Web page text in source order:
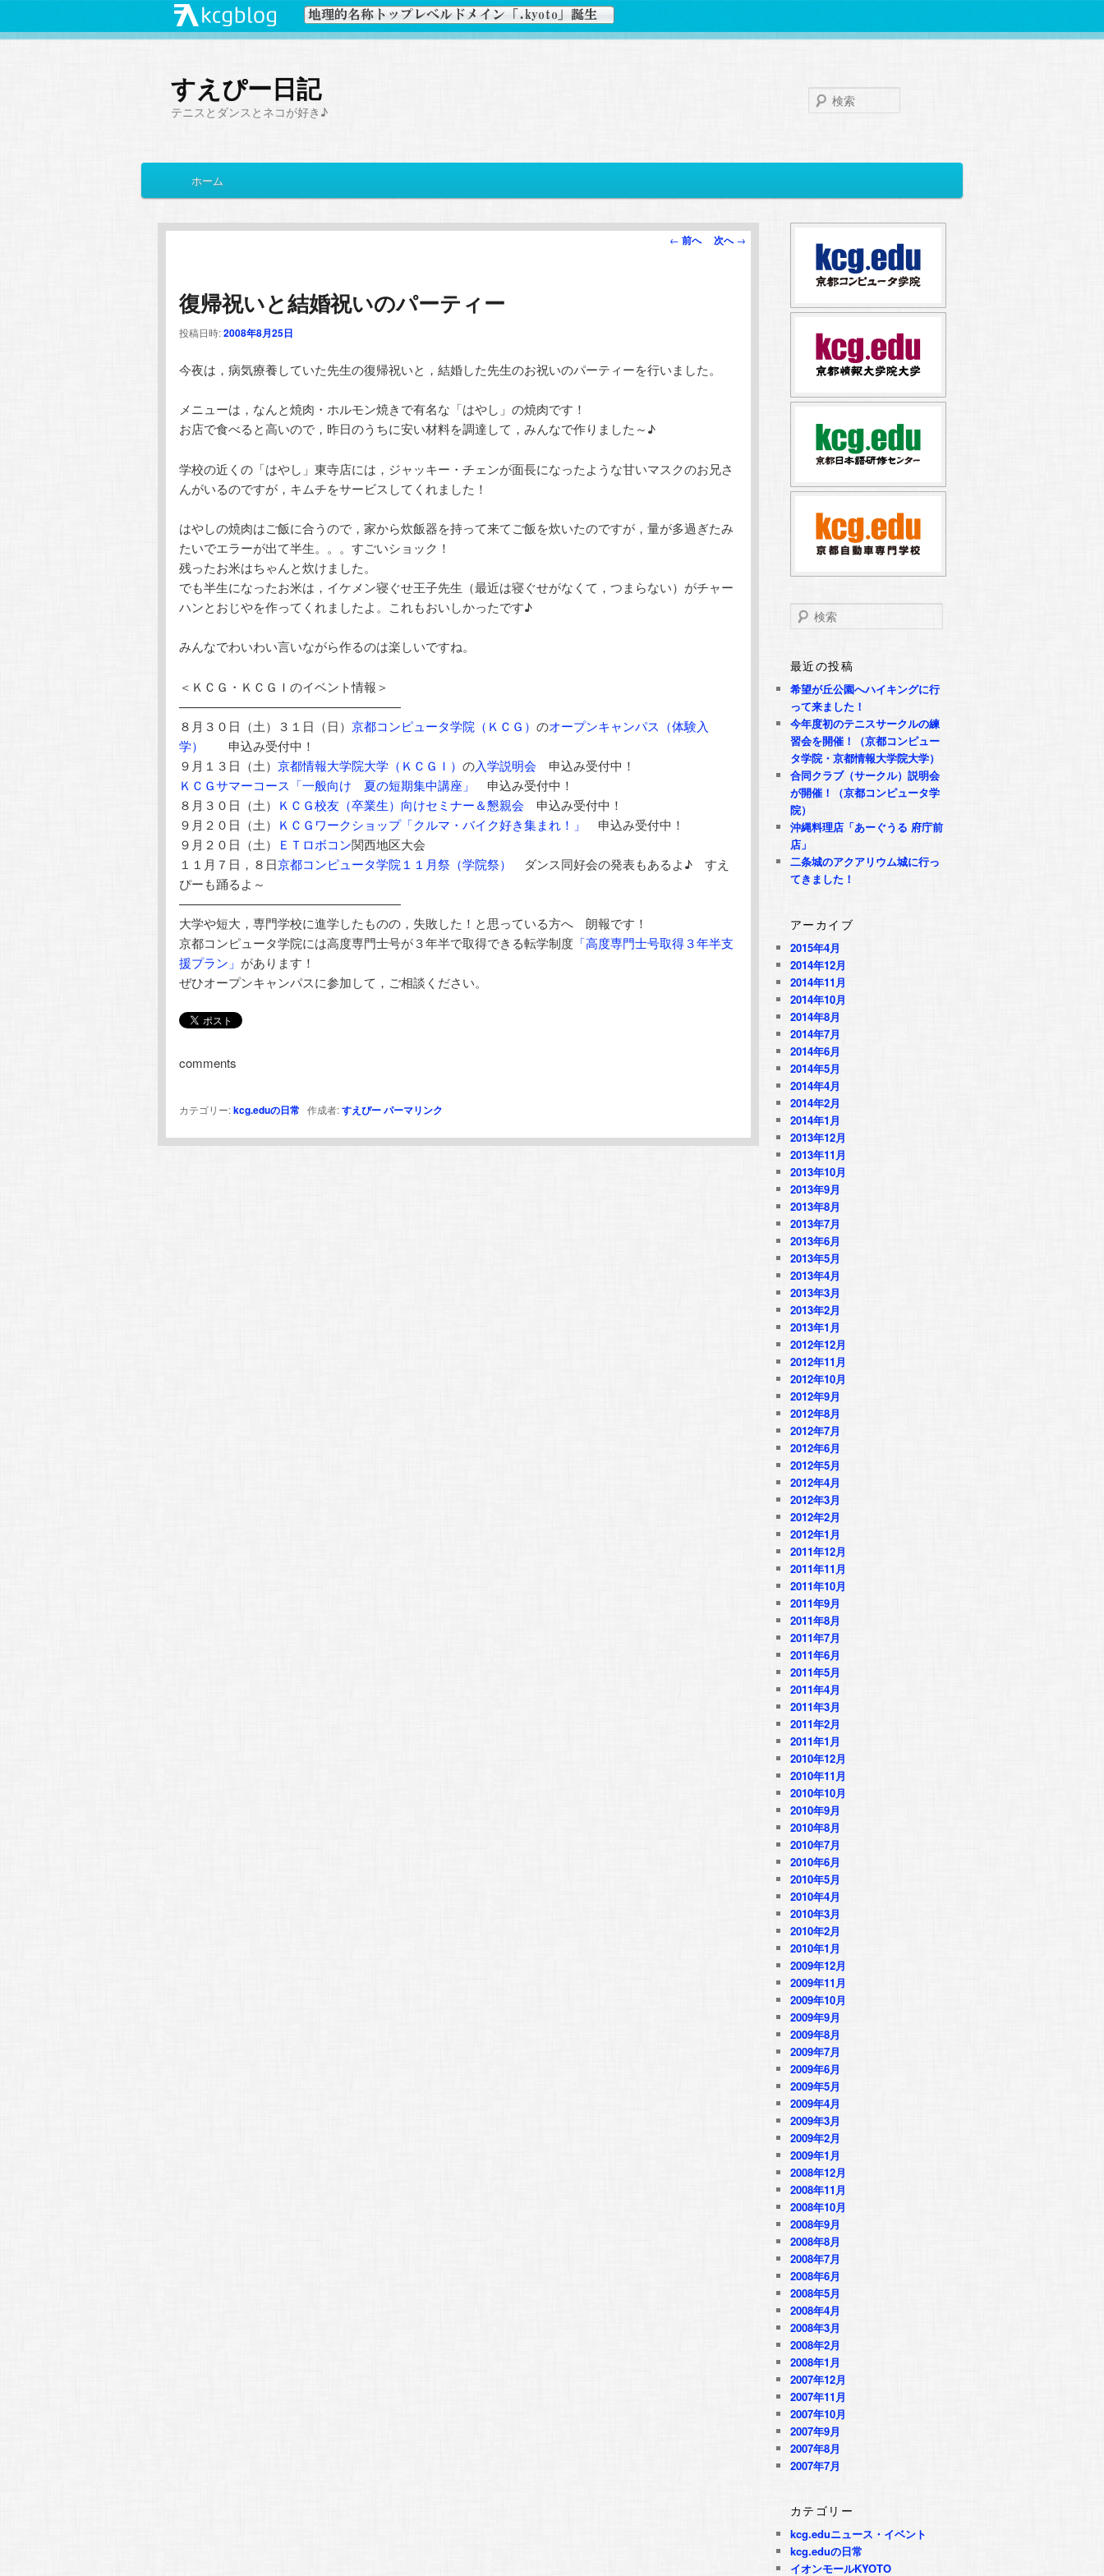
すえぴー日記
テニスとダンスとネコが好き♪
イ
メ
イ
コ
ン
ン
ツ
移
動
サ
ブ
ン
テ
ツ
へ
動
ホーム
投
ョ
← 前へ 次へ→
復帰祝いと結婚祝いのパーティー
投稿日時:2008年8月25日
今夜は，病気療養していた先生の復帰祝いと，結婚した先生のお祝いのパーティーを行いました。
メニューは，なんと焼肉・ホルモン焼きで有名な「はやし」の焼肉です！
お店で食べると高いので，昨日のうちに安い材料を調達して，みんなで作りました～♪
学校の近くの「はやし」東寺店には，ジャッキー・チェンが面長になったような甘いマスクのお兄さ
んがいるのですが，キムチをサービスしてくれました！
はやしの焼肉はご飯に合うので，家から炊飯器を持って来てご飯を炊いたのですが，量が多過ぎたみ
たいでエラーが出て半生。。。すごいショック！
残ったお米はちゃんと炊けました。
でも半生になったお米は，イケメン寝ぐせ王子先生（最近は寝ぐせがなくて，つまらない）がチャー
ハンとおじやを作ってくれましたよ。これもおいしかったです♪
みんなでわいわい言いながら作るのは楽しいですね。
＜ＫＣＧ・ＫＣＧＩのイベント情報＞
——————————————————
８月３０日（土）３１日（日） 京都コンピュータ学院（ＫＣＧ） のオープンキャンパス（体験入
学）
申込み受付中！
９月１３日（土） 京都情報大学院大学（ＫＣＧＩ） の入学説明会 申込み受付中！
ＫＣＧサマーコース「一般向け 夏の短期集中講座」
申込み受付中！
８月３０日（土） ＫＣＧ校友（卒業生）向けセミナー＆懇親会 申込み受付中！
９月２０日（土） ＫＣＧワークショップ「クルマ・バイク好き集まれ！」
申込み受付中！
９月２０日（土）
ＥＴロボコン関西地区大会
１１月７日，８日京都コンピュータ学院１１月祭（学院祭）
ダンス同好会の発表もあるよ♪ すえ
ぴーも踊るよ～
——————————————————
大学や短大，専門学校に進学したものの，失敗した！と思っている方へ 朗報です！
京都コンピュータ学院には高度専門士号が３年半で取得できる転学制度 「高度専門士号取得３年半支
援プラン」 があります！
ぜひオープンキャンパスに参加して，ご相談ください。
comments
カテゴリー:kcg.eduの日常 作成者:すえぴーパーマリンク
検
索
最近の投稿
希望が丘公園へハイキングに行
って来ました！
今年度初のテニスサークルの練
習会を開催！（京都コンピュー
タ学院・京都情報大学院大学）
合同クラブ（サークル）説明会
が開催！（京都コンピュータ学
院）
沖縄料理店「あーぐうる 府庁前
店」
二条城のアクアリウム城に行っ
てきました！
アーカイブ
2015年4月
2014年12月
2014年11月
2014年10月
2014年8月
2014年7月
2014年6月
2014年5月
2014年4月
2014年2月
2014年1月
2013年12月
2013年11月
2013年10月
2013年9月
2013年8月
2013年7月
2013年6月
2013年5月
2013年4月
2013年3月
2013年2月
2013年1月
2012年12月
2012年11月
2012年10月
2012年9月
2012年8月
2012年7月
2012年6月
2012年5月
2012年4月
2012年3月
2012年2月
2012年1月
2011年12月
2011年11月
2011年10月
2011年9月
2011年8月
2011年7月
2011年6月
2011年5月
2011年4月
2011年3月
2011年2月
2011年1月
2010年12月
2010年11月
2010年10月
2010年9月
2010年8月
2010年7月
2010年6月
2010年5月
2010年4月
2010年3月
2010年2月
2010年1月
2009年12月
2009年11月
2009年10月
2009年9月
2009年8月
2009年7月
2009年6月
2009年5月
2009年4月
2009年3月
2009年2月
2009年1月
2008年12月
2008年11月
2008年10月
2008年9月
2008年8月
2008年7月
2008年6月
2008年5月
2008年4月
2008年3月
2008年2月
2008年1月
2007年12月
2007年11月
2007年10月
2007年9月
2007年8月
2007年7月
カテゴリー
kcg.eduニュース・イベント
kcg.eduの日常
イオンモールKYOTO